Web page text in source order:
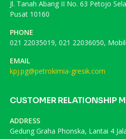
Jl. Tanah Abang II No. 63 Petojo
Pusat 10160
PHONE
021 22035019, 021 22036050,
EMAIL
kpj.pg@petrokimia-gresik.com
CUSTOMER RELATIONSHIP
ADDRESS
Gedung Graha Phonska, Lantai 4